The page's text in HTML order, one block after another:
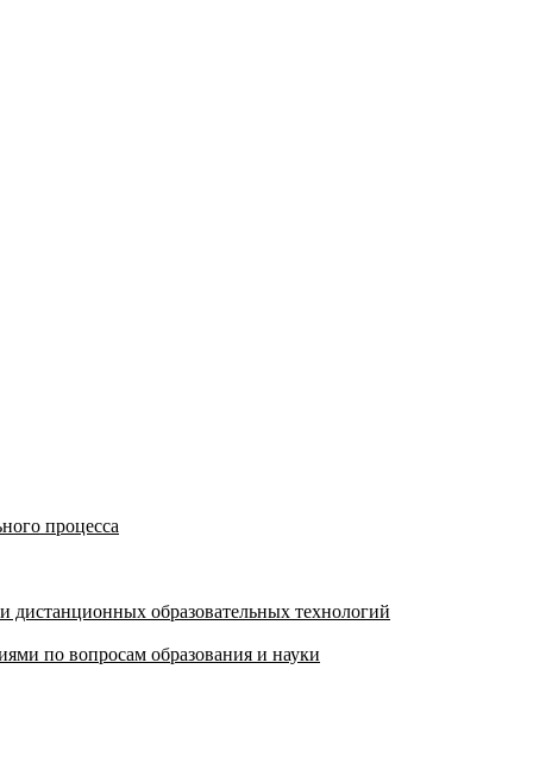
процесса
дистанционных образовательных технологий
по вопросам образования и науки